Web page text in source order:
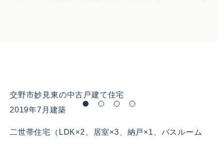
交野市妙見東の中古戸建て住宅
2019年7月建築
二世帯住宅（LDK×2、居室×3、納戸×1、バスルーム